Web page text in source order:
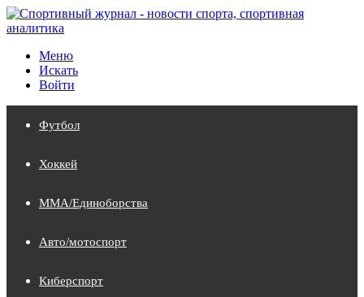
Меню
Искать
Войти
Футбол
Хоккей
MMA/Единоборства
Авто/мотоспорт
Киберспорт